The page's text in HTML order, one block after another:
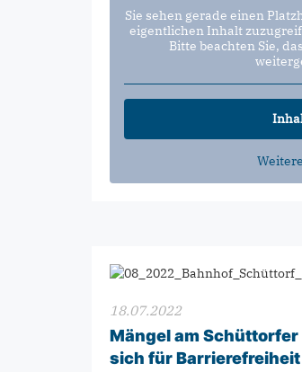
Sie sehen gerade einen
eigentlichen Inhalt
Bitte beachten Sie,
18.07.2022
Mängel am
sich für Barrierefreiheit